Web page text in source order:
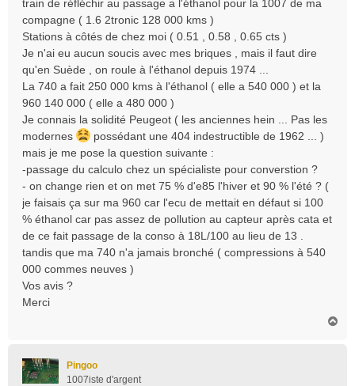
train de réfléchir au passage a l'éthanol pour la 1007 de ma
compagne ( 1.6 2tronic 128 000 kms )
Stations à côtés de chez moi ( 0.51 , 0.58 , 0.65 cts )
Je n'ai eu aucun soucis avec mes briques , mais il faut dire
qu'en Suède , on roule à l'éthanol depuis 1974 ...
La 740 a fait 250 000 kms à l'éthanol ( elle a 540 000 ) et la
960 140 000 ( elle a 480 000 )
Je connais la solidité Peugeot ( les anciennes hein ... Pas les
modernes
possédant une 404 indestructible de 1962 ... )
mais je me pose la question suivante :
-passage du calculo chez un spécialiste pour converstion ?
- on change rien et on met 75 % d'e85 l'hiver et 90 % l'été ? (
je faisais ça sur ma 960 car l'ecu de mettait en défaut si 100
% éthanol car pas assez de pollution au capteur après cata et
de ce fait passage de la conso à 18L/100 au lieu de 13 .
tandis que ma 740 n'a jamais bronché ( compressions à 540
000 commes neuves )
Vos avis ?
Merci
Pingoo
1007iste d'argent